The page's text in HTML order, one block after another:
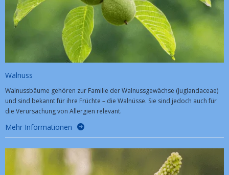
Walnuss
Walnussbäume gehören zur Familie der Walnussgewächse (Juglandaceae)
und sind bekannt für ihre Früchte – die Walnüsse. Sie sind jedoch auch für
die Verursachung von Allergien relevant.
Mehr Informationen